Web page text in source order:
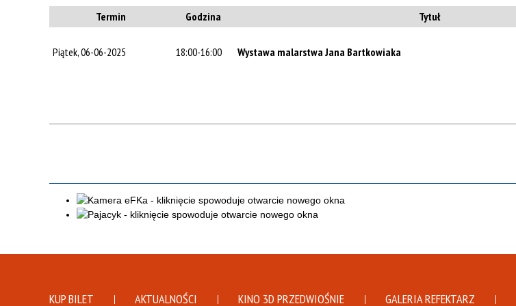
Termin Godzina Tytuł
Piątek, 06-06-2025 18:00-16:00 Wystawa malarstwa Jana Bartkowiaka
KUP BILET AKTUALNOŚCI KINO 3D PRZEDWIOŚNIE GALERIA REFEKTARZ